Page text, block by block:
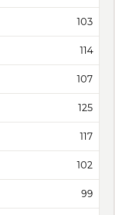
103
114
107
125
117
102
99